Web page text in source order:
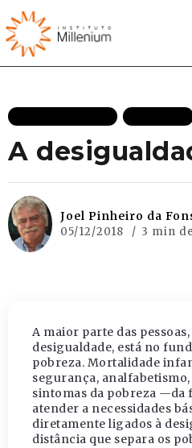
A
Joel Pinheiro da
05/12/2018 3 min
A maior parte das
desigualdade, está no
pobreza. Mortalidade
segurança, analfabetismo,
sintomas da pobreza —da
atender a necessidades
diretamente ligados à
distância que separa os